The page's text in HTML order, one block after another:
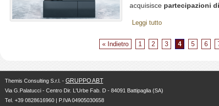
acquisisce partecipazioni
Leggi tutto
« Indietro 1 2 3 4 5 6
Themis Consulting S.r.l. - GRUPPO ABT
Via G.Palatucci - Centro Dir. L'Urbe Fab. D - 84091 Battipaglia (SA)
Tel. +39 0828616960 | P.IVA 04905030658